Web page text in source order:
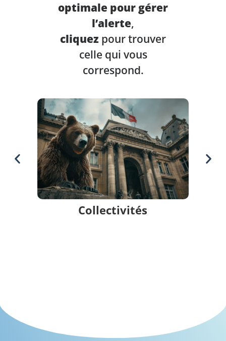
optimale pour gérer
l’alerte,
cliquez pour trouver
celle qui vous
correspond.
Collectivités